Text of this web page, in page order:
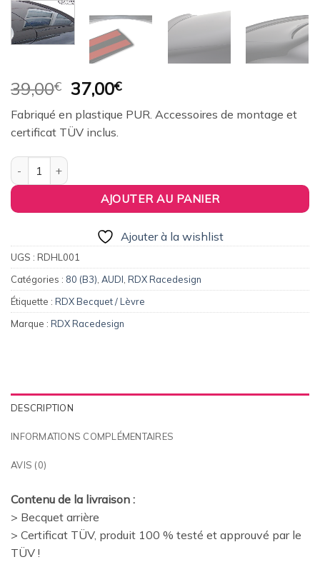
39,00€ Le
prix
initial
était :
37,00€Le
prix
actuel
Fabriqué en plastique PUR. Accessoires de montage et
certificat TÜV inclus.
quantité de Aileron de coffre RDX pour AUDI 80-B3/B4/T89
AJOUTER AU PANIER
Ajouter à la wishlist
UGS : RDHL001
Catégories : 80 (B3) AUDI RDX Racedesign
Étiquette : RDX Becquet / Lèvre
Marque : RDX Racedesign
DESCRIPTION
INFORMATIONS COMPLÉMENTAIRES
AVIS (0)
Contenu de la livraison :
> Becquet arrière
> Certificat TÜV, produit 100 % testé et approuvé par le
TÜV !